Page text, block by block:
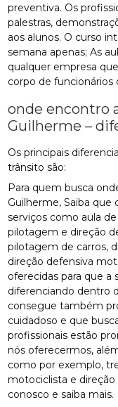
preventiva. Os
palestras,
aos alunos. O curso
semana apenas; As
qualquer empresa
corpo de funcionários
onde encontro
Guilherme –
Os principais
trânsito são:
Para quem busca
Guilherme, Saiba que
serviços como aula
pilotagem e direção
pilotagem de carros,
direção defensiva
oferecidas para que a
diferenciando dentro
consegue também
cuidadoso e que
profissionais estão
nós oferecermos,
como por exemplo,
motociclista e direção
conosco e saiba mais.